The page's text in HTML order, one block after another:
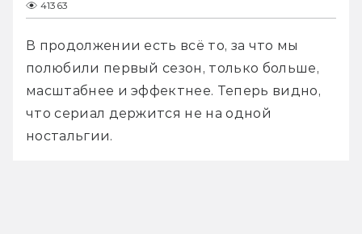
41363
В продолжении есть всё то, за что мы
полюбили первый сезон, только больше,
масштабнее и эффектнее. Теперь видно,
что сериал держится не на одной